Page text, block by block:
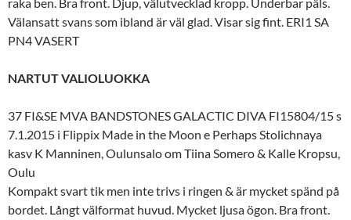
Välansatt svans som ibland är väl glad. Visar sig fint. ERI1 SA
PN4 VASERT
NARTUT VALIOLUOKKA
37 FI&SE MVA BANDSTONES GALACTIC DIVA FI15804/15 s
7.1.2015 i Flippix Made in the Moon e Perhaps Stolichnaya
kasv K Manninen, Oulunsalo om Tiina Somero & Kalle Kropsu,
Oulu
Kompakt svart tik men inte trivs i ringen & är mycket spänd på
bordet. Långt välformat huvud. Mycket ljusa ögon. Bra front.